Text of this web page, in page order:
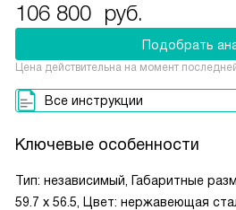
106 800 руб.
Подобрать
Цена действительна на момент
Все инструкции
Ключевые особенности
Тип: независимый, Габаритные
59.7 х 56.5, Цвет: нержавеющая